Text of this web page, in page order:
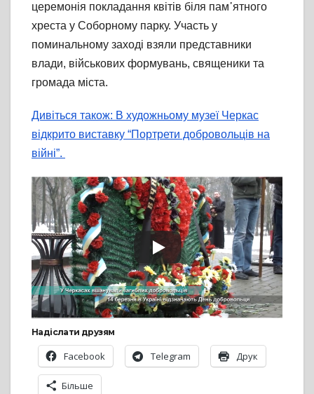
церемонія покладання квітів біля пам᾽ятного
хреста у Соборному парку. Участь у
поминальному заході взяли представники
влади, військових формувань, священики та
громада міста.
Дивіться також: В художньому музеї Черкас
відкрито виставку “Портрети добровольців на
війні”.
Надіслати друзям
Facebook Telegram Друк
Більше